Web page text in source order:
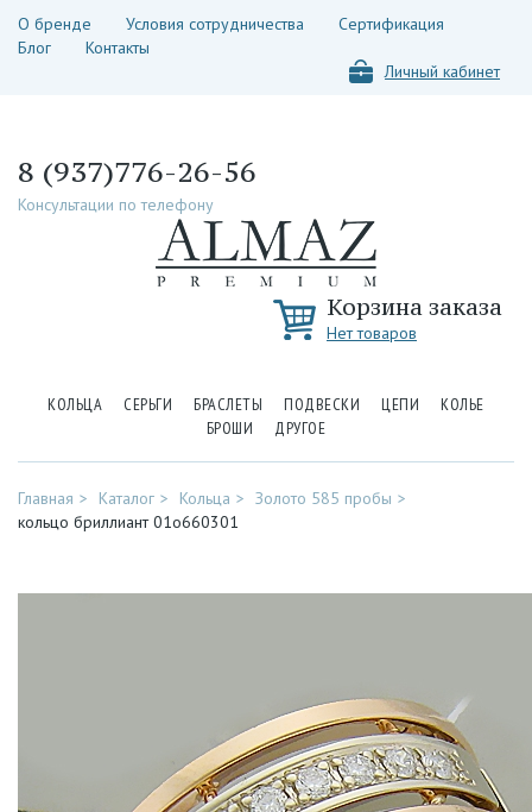
О бренде Условия сотрудничества
Сертификация
Блог
Контакты
Личный кабинет
8 (937)776-26-56
Консультации по телефону
Корзина заказа
Нет товаров
КОЛЬЦА СЕРЬГИ БРАСЛЕТЫ ПОДВЕСКИ ЦЕПИ
КОЛЬЕ
БРОШИ
ДРУГОЕ
Главная Каталог Кольца
Золото 585 пробы
кольцо бриллиант 01о660301